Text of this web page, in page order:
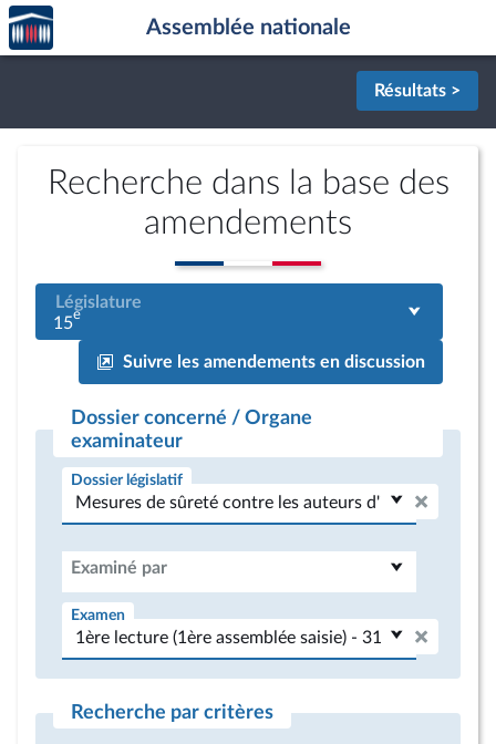
Aller au contenu
Aller en bas de la page
Accèder
à la
page
Assemblée nationale
Résultats >
Recherche dans la base des
amendements
Législature
15e
Suivre les amendements en discussion
Dossier concerné / Organe
examinateur
Dossier législatif
Examiné par
Examen
Recherche par critères